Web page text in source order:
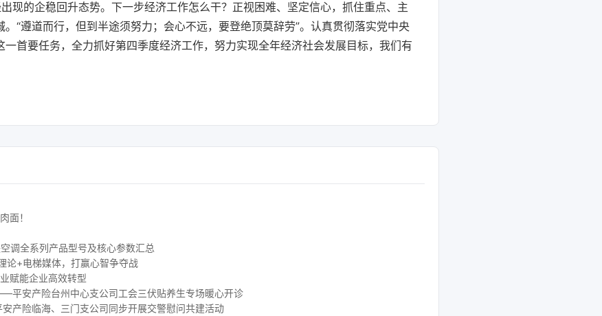
现的企稳回升态势。下一步经济工作怎么干？正视困难、坚定信心，抓住重点、主
“遵道而行，但到半途须努力；会心不远，要登绝顶莫辞劳”。认真贯彻落实党中央
一首要任务，全力抓好第四季度经济工作，努力实现全年经济社会发展目标，我们有
面！
调全系列产品型号及核心参数汇总
论+电梯媒体，打赢心智争夺战
赋能企业高效转型
平安产险台州中心支公司工会三伏贴养生专场暖心开诊
产险临海、三门支公司同步开展交警慰问共建活动